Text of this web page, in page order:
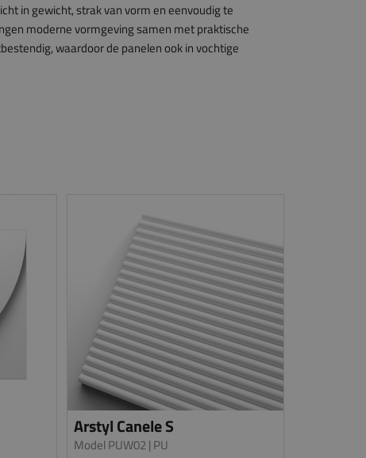
in gewicht, strak van vorm en eenvoudig te
moderne vormgeving samen met praktische
waardoor de panelen ook in vochtige
Arstyl Canele S
Model PUW02| PU